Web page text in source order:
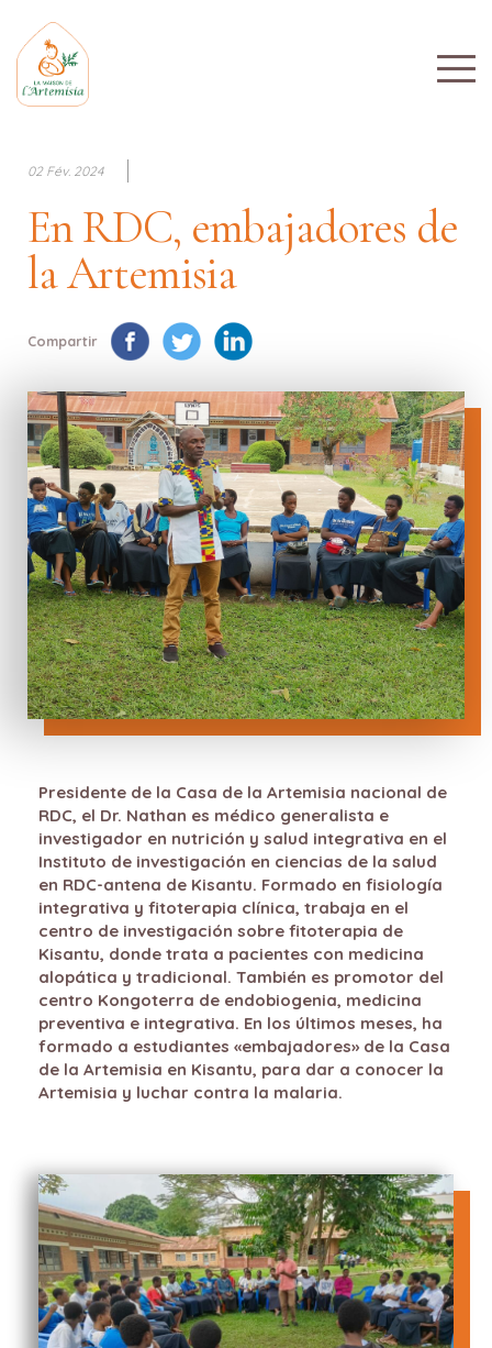
02 Fév. 2024
En RDC, embajadores de
la Artemisia
Compartir
Presidente de la Casa de la Artemisia nacional de
RDC, el Dr. Nathan es médico generalista e
investigador en nutrición y salud integrativa en el
Instituto de investigación en ciencias de la salud
en RDC-antena de Kisantu. Formado en fisiología
integrativa y fitoterapia clínica, trabaja en el
centro de investigación sobre fitoterapia de
Kisantu, donde trata a pacientes con medicina
alopática y tradicional. También es promotor del
centro Kongoterra de endobiogenia, medicina
preventiva e integrativa. En los últimos meses, ha
formado a estudiantes «embajadores» de la Casa
de la Artemisia en Kisantu, para dar a conocer la
Artemisia y luchar contra la malaria.